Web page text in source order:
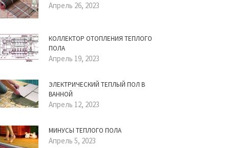
Апрель 26, 2023
КОЛЛЕКТОР ОТОПЛЕНИЯ ТЕПЛОГО
ПОЛА
Апрель 19, 2023
ЭЛЕКТРИЧЕСКИЙ ТЕПЛЫЙ ПОЛ В
ВАННОЙ
Апрель 12, 2023
МИНУСЫ ТЕПЛОГО ПОЛА
Апрель 5, 2023